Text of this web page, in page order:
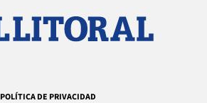
POLÍTICA DE PRIVACIDAD